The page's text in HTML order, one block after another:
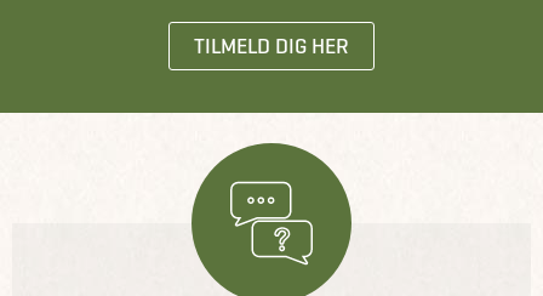
TILMELD DIG HER